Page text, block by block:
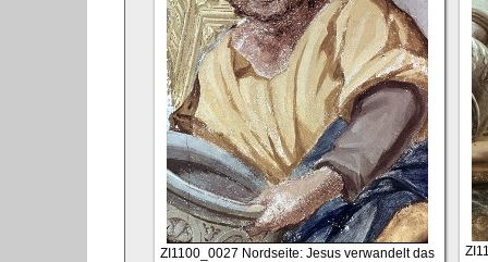
ZI1100_0027 Nordseite: Jesus verwandelt das